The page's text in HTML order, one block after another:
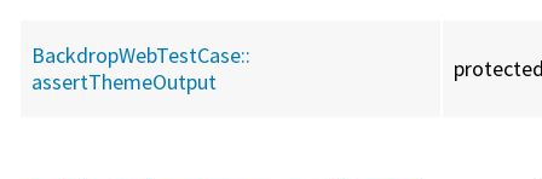
BackdropWebTestCase::
assertThemeOutput